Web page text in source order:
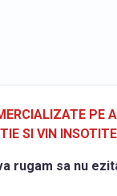
PE
SI VIN
rugam sa nu